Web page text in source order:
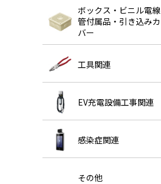
ボックス・ビニル電線
管付属品・引き込みカ
バー
工具関連
EV充電設備工事関連
感染症関連
その他